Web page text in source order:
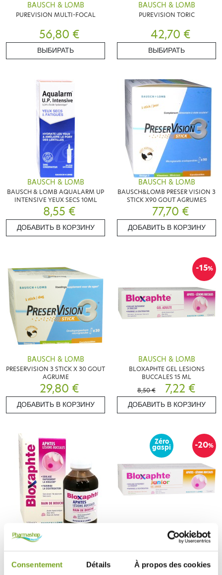
Consentement Détails À propos des cookies
BAUSCH & LOMB
PUREVISION MULTI-FOCAL
56,80 €
ВЫБИРАТЬ
BAUSCH & LOMB
PUREVISION TORIC
42,70 €
ВЫБИРАТЬ
BAUSCH & LOMB
BAUSCH & LOMB AQUALARM UP
INTENSIVE YEUX SECS 10ML
8,55 €
ДОБАВИТЬ В КОРЗИНУ
BAUSCH & LOMB
BAUSCH&LOMB PRESER VISION 3
STICK X90 GOUT AGRUMES
77,70 €
ДОБАВИТЬ В КОРЗИНУ
BAUSCH & LOMB
PRESERVISION 3 STICK X 30 GOUT
AGRUME
29,80 €
ДОБАВИТЬ В КОРЗИНУ
-15%
BAUSCH & LOMB
BLOXAPHTE GEL LESIONS
BUCCALES 15 ML
8,50 €
7,22 €
ДОБАВИТЬ В КОРЗИНУ
BAUSCH & LOMB
7,99 €
-20%
Zéro
gaspi
BAUSCH & LOMB
BLOXAPHTE JUNIOR GEL APHTES
8,50 €
6,80 €